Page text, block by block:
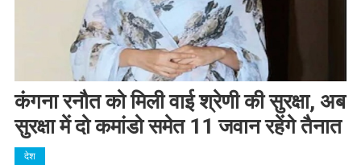
कंगना रनौत को मिली वाई श्रेणी की सुरक्षा, अब
सुरक्षा में दो कमांडो समेत 11 जवान रहेंगे तैनात
देश